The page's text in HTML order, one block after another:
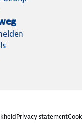
Privacy statement